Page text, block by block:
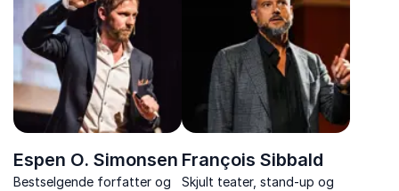
mot, fokus og hvordan
skape egen suksess.
fortellingen som grep
analyserer han ethvert tema
slik at tilhørerne ser seg selv
på en ny måte og finner nye
veier vide...
Espen O. Simonsen
Bestselgende forfatter og
François Sibbald
Skjult teater, stand-up og